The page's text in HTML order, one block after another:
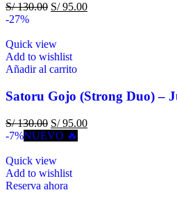
S/130.00 S/95.00
-27%
Quick view
Add to wishlist
Añadir al carrito
Satoru Gojo (Strong Duo) –
S/130.00 S/95.00
-7%NUEVO 🔥
Quick view
Add to wishlist
Reserva ahora